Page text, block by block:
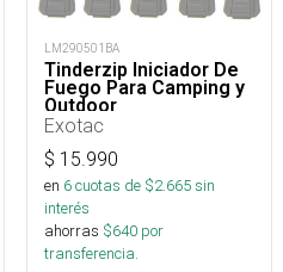
LM290501BA
Tinderzip Iniciador De
Fuego Para Camping y
Outdoor
Exotac
$ 15.990
en 6cuotas de $2.665sin
interés
ahorras $640 por
transferencia.